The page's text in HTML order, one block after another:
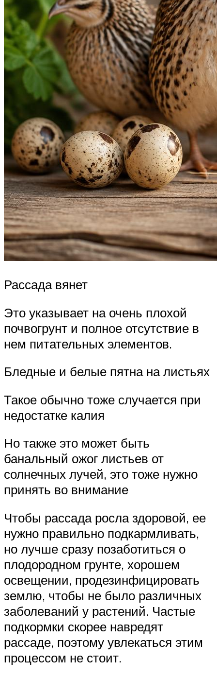
Рассада вянет
Это указывает на очень плохой
почвогрунт и полное отсутствие в
нем питательных элементов.
Бледные и белые пятна на листьях
Такое обычно тоже случается при
недостатке калия
Но также это может быть
банальный ожог листьев от
солнечных лучей, это тоже нужно
принять во внимание
Чтобы рассада росла здоровой, ее
нужно правильно подкармливать,
но лучше сразу позаботиться о
плодородном грунте, хорошем
освещении, продезинфицировать
землю, чтобы не было различных
заболеваний у растений. Частые
подкормки скорее навредят
рассаде, поэтому увлекаться этим
процессом не стоит.